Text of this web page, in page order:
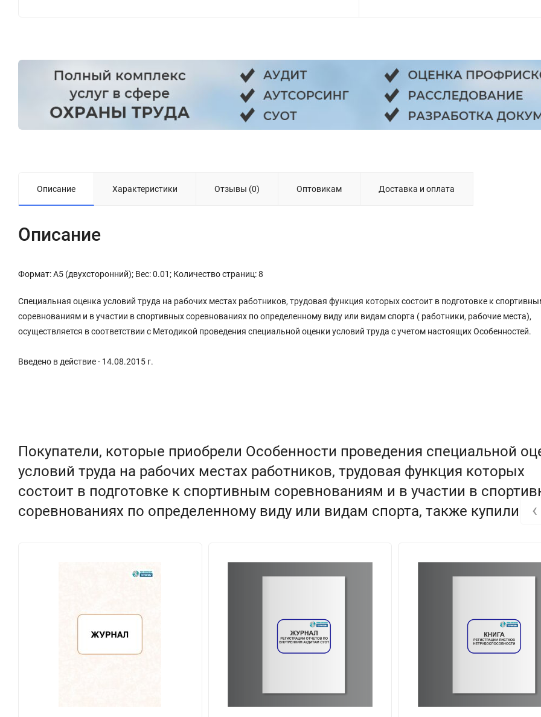
Описание Характеристики Отзывы (0) Оптовикам Доставка и оплата
Описание
Формат: А5 (двухсторонний); Вес: 0.01; Количество страниц: 8
Специальная оценка условий труда на рабочих местах работников, трудовая функция которых состоит в подготовке к
соревнованиям и в участии в спортивных соревнованиях по определенному виду или видам спорта ( работники, рабочие места),
осуществляется в соответствии с Методикой проведения специальной оценки условий труда с учетом настоящих Особенностей.
Введено в действие - 14.08.2015 г.
Покупатели, которые приобрели Особенности проведения специальной
условий труда на рабочих местах работников, трудовая функция которых
состоит в подготовке к спортивным соревнованиям и в участии в
соревнованиях по определенному виду или видам спорта, также купили
‹